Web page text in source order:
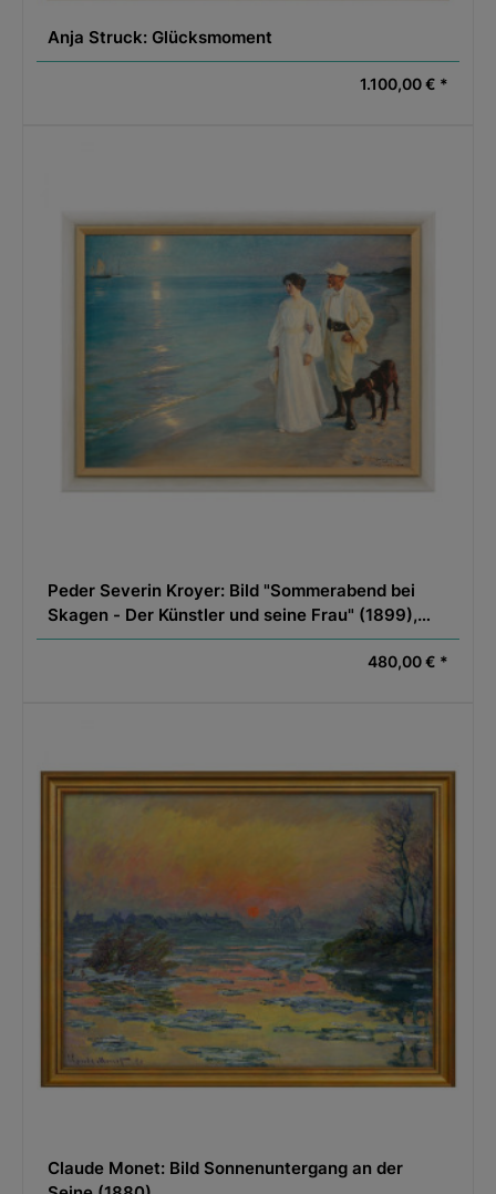
Anja Struck: Glücksmoment
1.100,00 € *
Peder Severin Kroyer: Bild "Sommerabend bei
Skagen - Der Künstler und seine Frau" (1899),
gerahmt
480,00 € *
Claude Monet: Bild Sonnenuntergang an der